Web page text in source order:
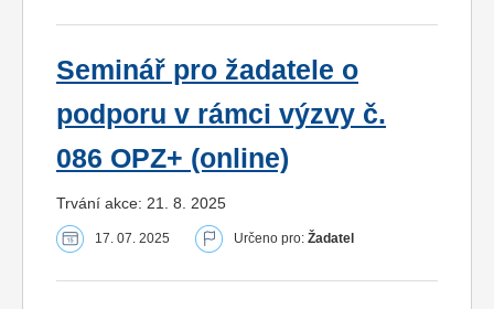
Seminář pro žadatele o
podporu v rámci výzvy č.
086 OPZ+ (online)
Trvání akce: 21. 8. 2025
17. 07. 2025 Určeno pro: Žadatel